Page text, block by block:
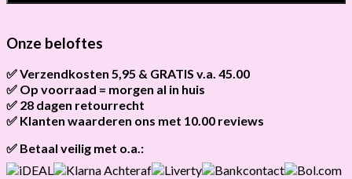
Onze beloftes
✅ Verzendkosten 5,95 & GRATIS v.a. 45.00
Brievenbus verzendingen zijn 3,95, een pakket 5,95 en
bestellingen v.a. 45,00 worden gratis verzonden.
✅ Op voorraad = morgen al in huis
Als het product op voorraad is en je bestelt vóór 13:00, wordt
hetvandaag nog verzonden.
✅ 28 dagen retourrecht
Niet tevreden? Geen probleem! Je hebt28 dagen
✅ Klanten waarderen ons met 10.00 reviews
✅ Betaal veilig met o.a.: